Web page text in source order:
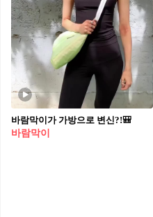
바람막이가 가방으로 변신?!🎒
바람막이